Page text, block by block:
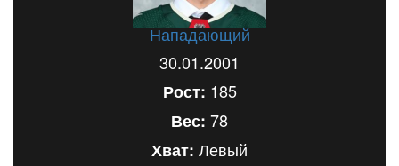
Нападающий
30.01.2001
Рост: 185
Вес: 78
Хват: Левый